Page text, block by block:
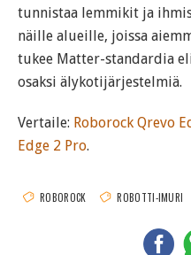
tunnistaa lemmikit ja
näille alueille, joissa
tukee Matter-standardia
osaksi älykotijärjestelmiä.
Vertaile: Roborock Qrevo
Edge 2 Pro.
ROBOROCK ROBOTTI-IMURI